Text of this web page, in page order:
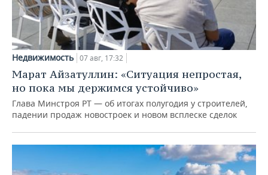
Недвижимость 07 авг, 17:32
Марат Айзатуллин: «Ситуация непростая,
но пока мы держимся устойчиво»
Глава Минстроя РТ — об итогах полугодия у строителей,
падении продаж новостроек и новом всплеске сделок